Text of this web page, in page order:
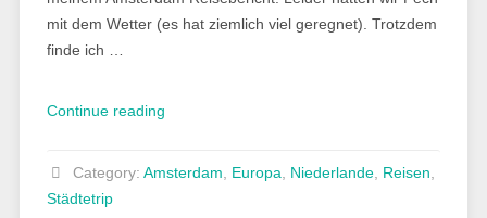
mit dem Wetter (es hat ziemlich viel geregnet). Trotzdem
finde ich …
Continue reading„Drei
Category: Amsterdam Europa Niederlande, Reisen
Städtetrip